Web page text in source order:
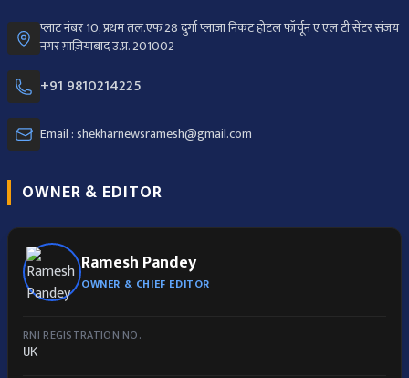
प्लाट नंबर 10, प्रथम तल.एफ 28 दुर्गा प्लाजा निकट होटल फॉर्चून ए एल टी सेंटर संजय
नगर ग़ाज़ियाबाद उ.प्र. 201002
+91 9810214225
Email : shekharnewsramesh@gmail.com
OWNER & EDITOR
Ramesh Pandey
OWNER & CHIEF EDITOR
RNI REGISTRATION NO.
UK